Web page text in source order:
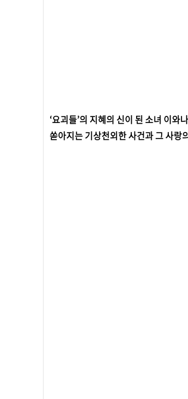
‘요괴들’의 지혜의 신이 된 소녀 이
쏟아지는 기상천외한 사건과 그 사랑